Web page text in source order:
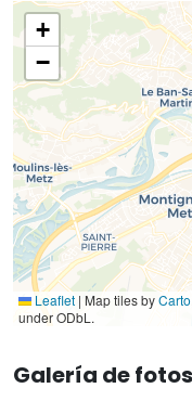
+
−
Leaflet | Map tiles byCarto
under ODbL.
Galería de fotos